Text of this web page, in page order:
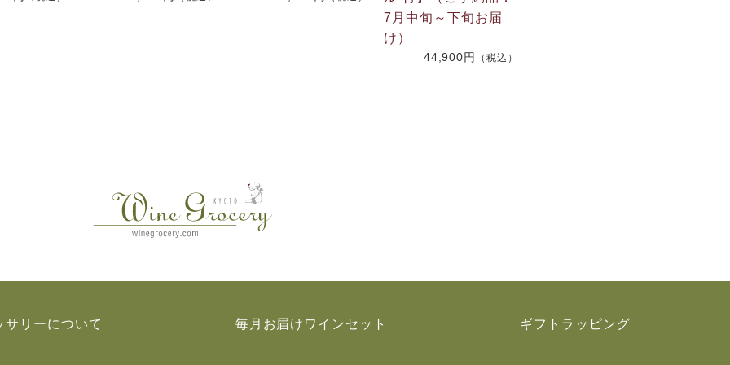
7月中旬～下旬お届
け）
44,900円 （税込）
サリーについて 毎月お届けワインセット ギフトラッピング